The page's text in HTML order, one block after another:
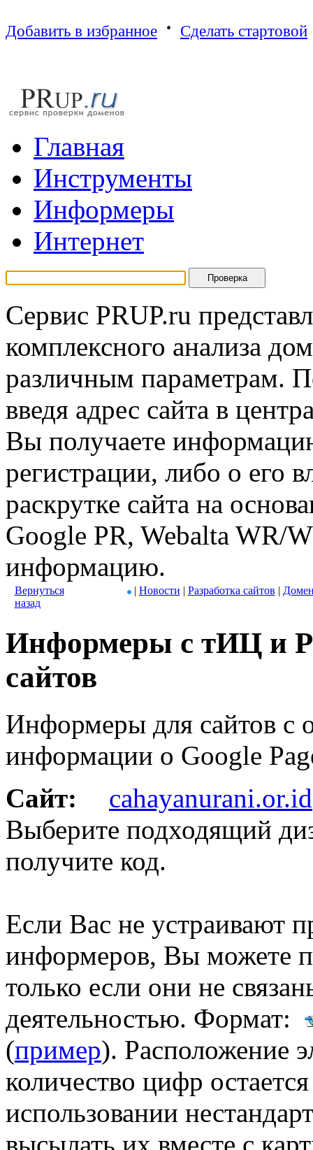
Добавить в избранное · Сделать стартовой
Главная
Инструменты
Информеры
Интернет
Сервис PRUP.ru
комплексного анализа
различным параметрам.
введя адрес сайта в
Вы получаете
регистрации, либо о его
раскрутке сайта на
Google PR, Webalta WR/
информацию.
Вернуться
назад
| Новости | Разработка сайтов |
Информеры с тИЦ и
сайтов
Информеры для сайтов с
информации о Google
Сайт:
cahayanurani.or.id
Выберите подходящий
получите код.
Если Вас не устраивают
информеров, Вы можете
только если они не
деятельностью. Формат:
(пример). Расположение
количество цифр
использовании
высылать их вместе с